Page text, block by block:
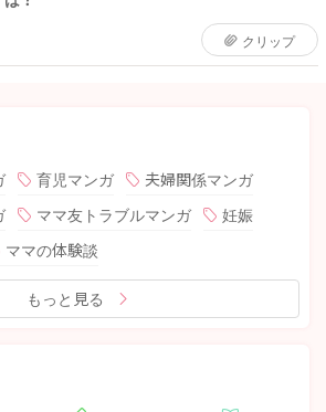
クリップ
育児マンガ
夫婦関係マンガ
ママ友トラブルマンガ
妊娠
ママの体験談
もっと見る